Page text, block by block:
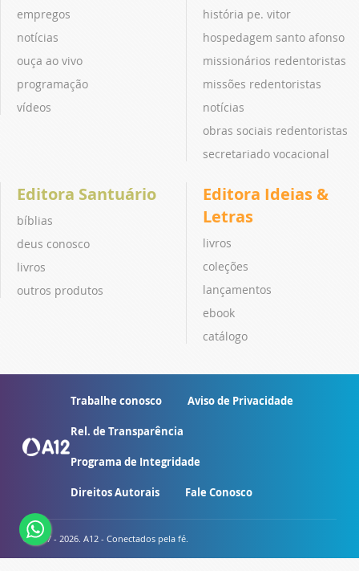
empregos
notícias
ouça ao vivo
programação
vídeos
história pe. vitor
hospedagem santo afonso
missionários redentoristas
missões redentoristas
notícias
obras sociais redentoristas
secretariado vocacional
Editora Santuário
bíblias
deus conosco
livros
outros produtos
Editora Ideias &
Letras
livros
coleções
lançamentos
ebook
catálogo
Trabalhe conosco Aviso de Privacidade
Rel. de Transparência
Programa de Integridade
Direitos Autorais Fale Conosco
© 2007 - 2026. A12 - Conectados pela fé.